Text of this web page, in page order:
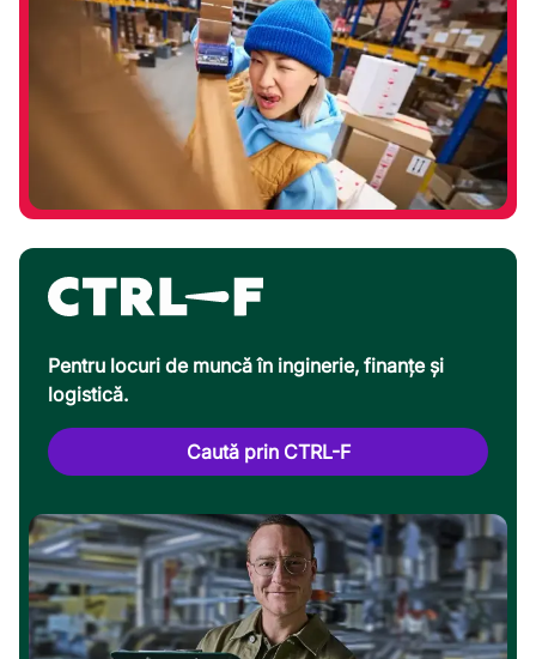
Pentru locuri de muncă în inginerie, finanțe și
logistică.
Caută prin CTRL-F